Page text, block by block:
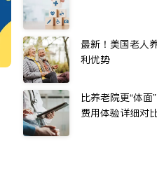
最新！美国老人
利优势
比养老院更“体
费用体验详细对